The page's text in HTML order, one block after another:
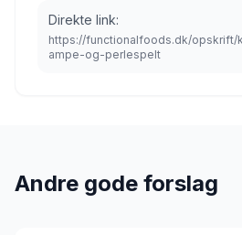
Direkte link:
https://functionalfoods.dk/
ampe-og-perlespelt
Andre gode forslag